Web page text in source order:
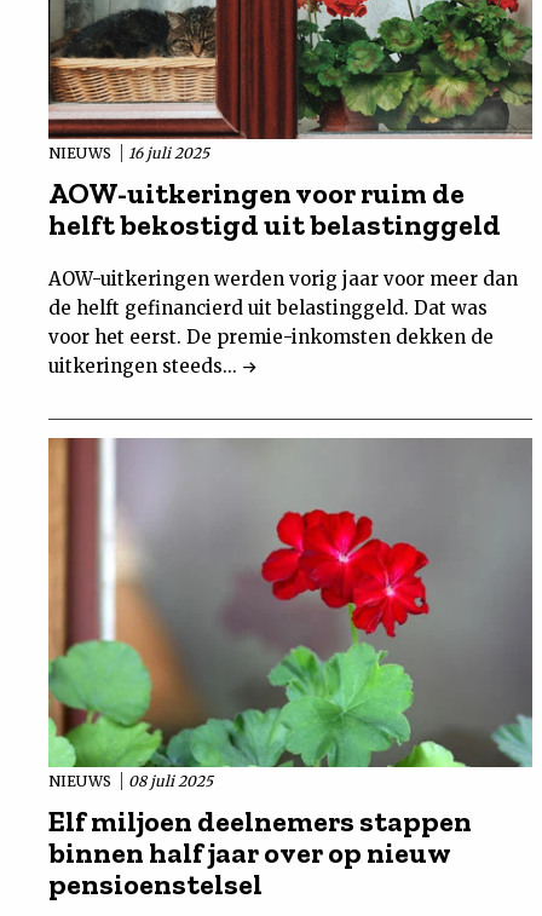
NIEUWS 16 juli 2025
AOW-uitkeringen voor ruim de
helft bekostigd uit belastinggeld
AOW-uitkeringen werden vorig jaar voor meer dan
de helft gefinancierd uit belastinggeld. Dat was
voor het eerst. De premie-inkomsten dekken de
uitkeringen steeds...
NIEUWS 08 juli 2025
Elf miljoen deelnemers stappen
binnen half jaar over op nieuw
pensioenstelsel